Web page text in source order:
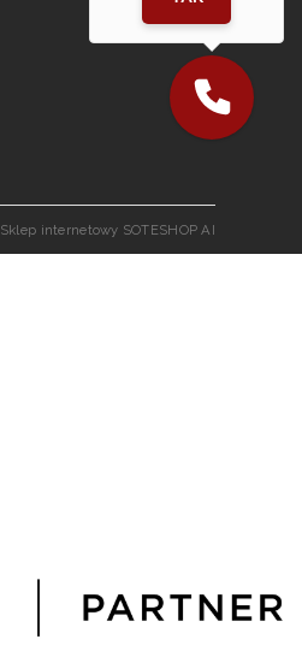
Sklep internetowy SOTESHOP AI